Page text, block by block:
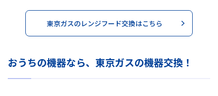
東京ガスのレンジフード交換はこちら
おうちの機器なら、東京ガスの機器交換！